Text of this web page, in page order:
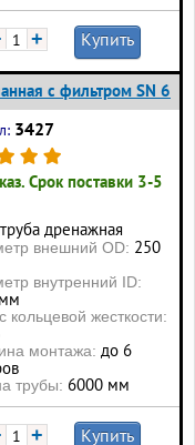
+ Купить
с фильтром SN 6
3427
Срок поставки 3-5
труба дренажная
внешний OD: 250
внутренний ID:
кольцевой жесткости:
монтажа: до 6
трубы: 6000 мм
+ Купить